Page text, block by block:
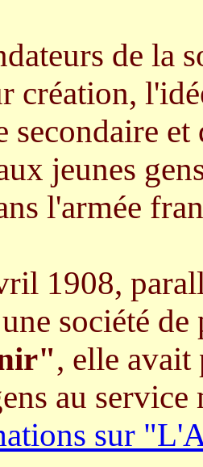
de la
création,
secondaire
jeunes
l'armée
1908,
société
, elle avait
au
sur